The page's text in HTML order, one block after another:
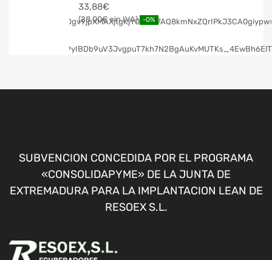
33,88€
28,00€ -0%
SUBVENCION CONCEDIDA POR EL PROGRAMA
«CONSOLIDAPYME» DE LA JUNTA DE
EXTREMADURA PARA LA IMPLANTACION LEAN DE
RESOEX S.L.